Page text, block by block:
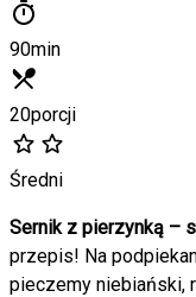
90min
20porcji
Średni
Sernik z pierzynką –
przepis! Na
pieczemy niebiański,